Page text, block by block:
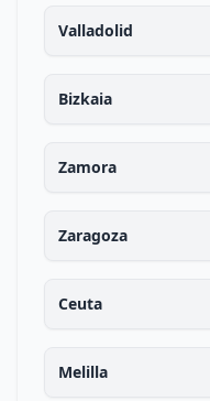
Valladolid
Bizkaia
Zamora
Zaragoza
Ceuta
Melilla